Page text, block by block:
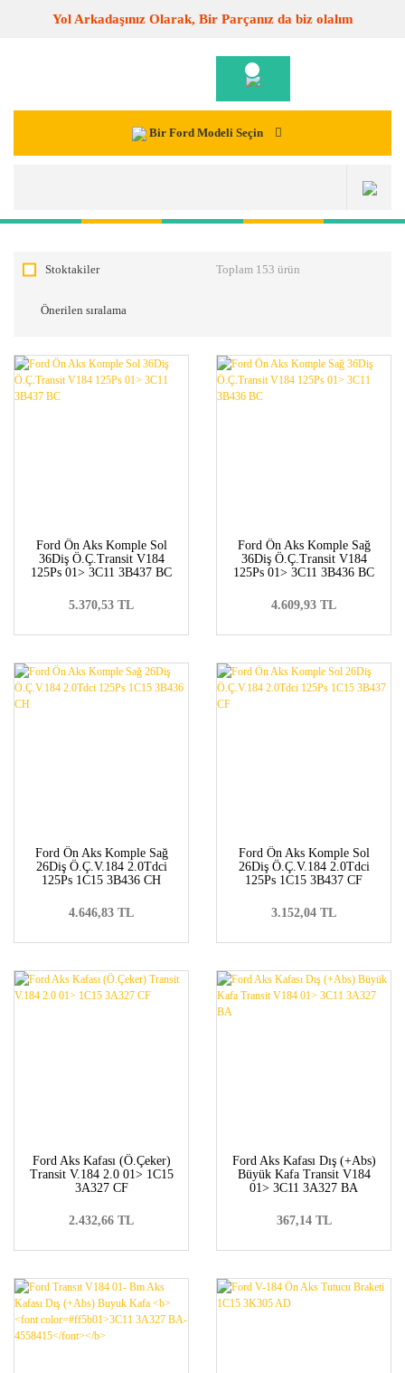
Yol Arkadaşınız Olarak, Bir Parçanız da biz olalım
Bir Ford Modeli Seçin
Stoktakiler Toplam 153 ürün
Ford Ön Aks Komple Sol
36Diş Ö.Ç.Transit V184
125Ps 01> 3C11 3B437 BC
5.370,53 TL
Ford Ön Aks Komple Sağ
36Diş Ö.Ç.Transit V184
125Ps 01> 3C11 3B436 BC
4.609,93 TL
Ford Ön Aks Komple Sağ
26Diş Ö.Ç.V.184 2.0Tdci
125Ps 1C15 3B436 CH
4.646,83 TL
Ford Ön Aks Komple Sol
26Diş Ö.Ç.V.184 2.0Tdci
125Ps 1C15 3B437 CF
3.152,04 TL
Ford Aks Kafası (Ö.Çeker)
Transit V.184 2.0 01> 1C15
3A327 CF
2.432,66 TL
Ford Aks Kafası Dış (+Abs)
Büyük Kafa Transit V184
01> 3C11 3A327 BA
367,14 TL